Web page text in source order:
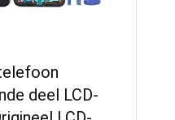
deel LCD-